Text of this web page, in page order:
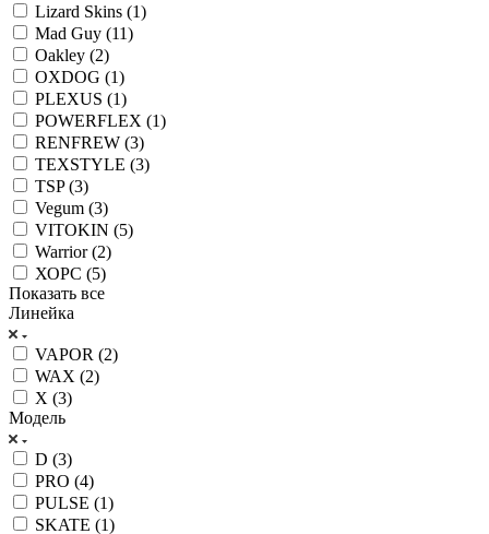
Lizard Skins (1)
Mad Guy (11)
Oakley (2)
OXDOG (1)
PLEXUS (1)
POWERFLEX (1)
RENFREW (3)
TEXSTYLE (3)
TSP (3)
Vegum (3)
VITOKIN (5)
Warrior (2)
ХОРС (5)
Показать все
Линейка
VAPOR (2)
WAX (2)
X (3)
Модель
D (3)
PRO (4)
PULSE (1)
SKATE (1)